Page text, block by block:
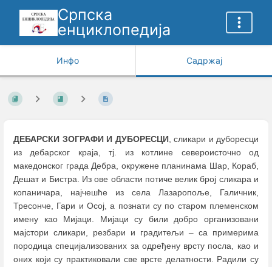
Српска
енциклопедија
Инфо Садржај
ДЕБАРСКИ ЗОГРАФИ И ДУБОРЕСЦИ, сликари и дуборесци
из дебарског краја, тј. из котлине североисточно од
македонског града Дебра, окружене планинама Шар, Кораб,
Дешат и Бистра. Из ове области потиче велик број сликара и
копаничара, најчешће из села Лазаропоље, Галичник,
Тресонче, Гари и Осој, а познати су по старом племенском
имену као Мијаци. Мијаци су били добро организовани
мајстори сликари, резбари и градитељи – са примерима
породица специјализованих за одређену врсту посла, као и
оних који су практиковали све врсте делатности. Радили су